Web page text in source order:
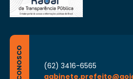
(62) 3416-6565